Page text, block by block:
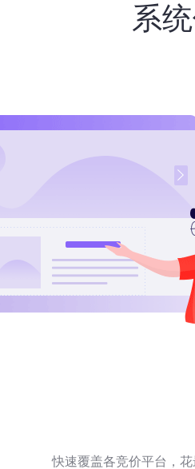
系
快速覆盖各竞价平台，